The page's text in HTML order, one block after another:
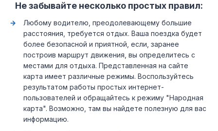
Не забывайте несколько простых правил:
Любому водителю, преодолевающему большие
расстояния, требуется отдых. Ваша поездка будет
более безопасной и приятной, если, заранее
построив маршрут движения, вы определитесь с
местами для отдыха. Представленная на сайте
карта имеет различные режимы. Воспользуйтесь
результатом работы простых интернет-
пользователей и обращайтесь к режиму "Народная
карта". Возможно, там вы найдете полезную для вас
информацию.